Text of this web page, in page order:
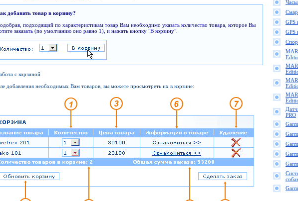
добавить товар в корзину?
подходящий по характеристикам товар Вам необходимо указать количество товара, которое Вы
заказать (по умолчанию оно равно 1), и нажать кнопку "В корзину".
с корзиной
добавления необходимых Вам товаров, вы можете просмотреть их в корзине:
GPS
GPS
PRO